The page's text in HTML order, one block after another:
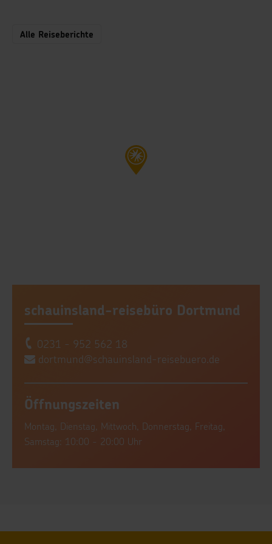
Alle Reiseberichte
schauinsland-reisebüro Dortmund
0231 - 952 562 18
dortmund@schauinsland-reisebuero.de
Öffnungszeiten
Montag, Dienstag, Mittwoch, Donnerstag, Freitag,
Samstag: 10:00 - 20:00 Uhr